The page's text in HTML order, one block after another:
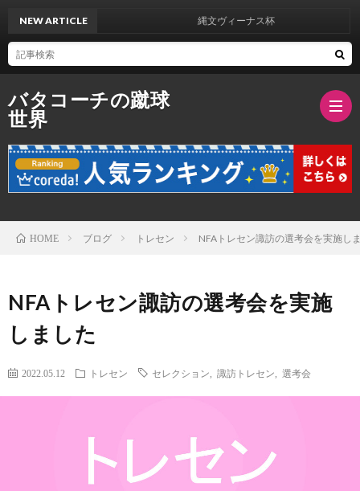
バタコーチの蹴球
世界
ブ
ロ
バ
NEW ARTICLE 縄文ヴィーナス杯
HOME ブログ トレセン NFAトレセン諏訪の選考会を実施し
NFAトレセン諏訪の選考会を実施
しました
2022.05.12 トレセン セレクション 諏訪トレセン 選考会